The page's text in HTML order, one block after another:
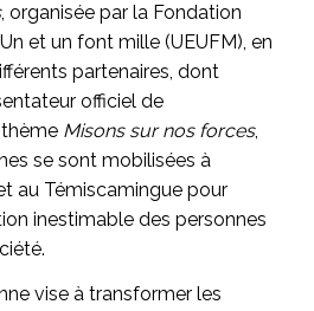
, organisée par la Fondation
et un font mille (UEUFM), en
partenaires, dont
officiel de
thème Misons sur nos forces,
se sont mobilisées à
au Témiscamingue pour
inestimable des personnes
vise à transformer les